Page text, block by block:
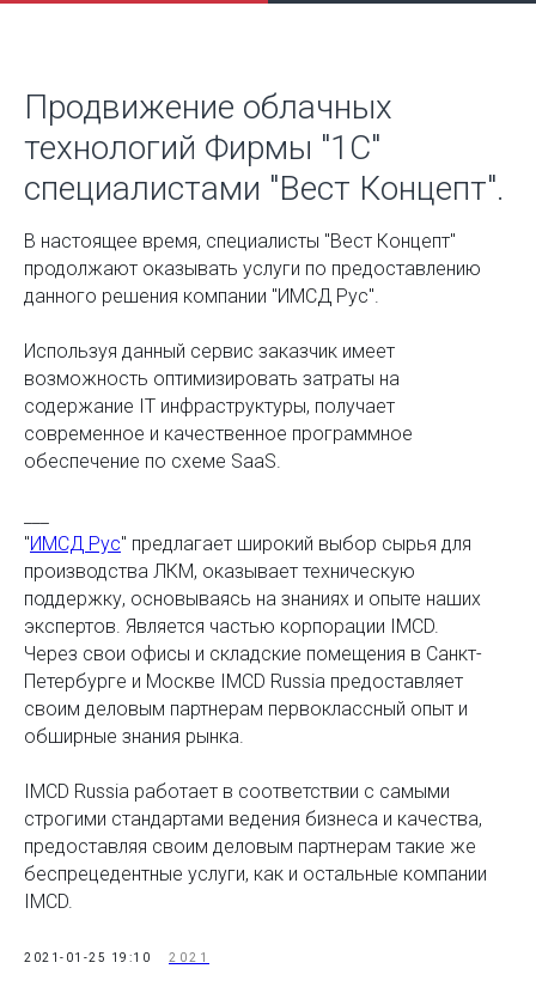
Продвижение облачных
технологий Фирмы "1С"
специалистами "Вест Концепт".
В настоящее время, специалисты "Вест Концепт"
продолжают оказывать услуги по предоставлению
данного решения компании "ИМСД Рус".
Используя данный сервис заказчик имеет
возможность оптимизировать затраты на
содержание IT инфраструктуры, получает
современное и качественное программное
обеспечение по схеме SaaS.
"ИМСД Рус" предлагает широкий выбор сырья для
производства ЛКМ, оказывает техническую
поддержку, основываясь на знаниях и опыте наших
экспертов. Является частью корпорации IMCD.
Через свои офисы и складские помещения в Санкт-
Петербурге и Москве IMCD Russia предоставляет
своим деловым партнерам первоклассный опыт и
обширные знания рынка.
IMCD Russia работает в соответствии с самыми
строгими стандартами ведения бизнеса и качества,
предоставляя своим деловым партнерам такие же
беспрецедентные услуги, как и остальные компании
IMCD.
2021-01-25 19:10 2021